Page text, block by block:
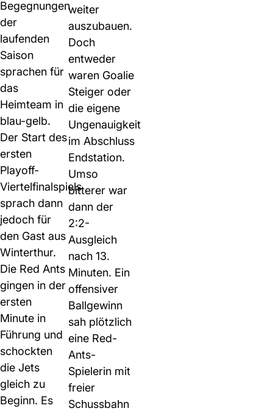
Begegnungen
der
laufenden
Saison
sprachen für
das
Heimteam in
blau-gelb.
Der Start des
ersten
Playoff-
Viertelfinalspiels
sprach dann
jedoch für
den Gast aus
Winterthur.
Die Red Ants
gingen in der
ersten
Minute in
Führung und
schockten
die Jets
gleich zu
Beginn. Es
weiter
auszubauen.
Doch
entweder
waren Goalie
Steiger oder
die eigene
Ungenauigkeit
im Abschluss
Endstation.
Umso
bitterer war
dann der
2:2-
Ausgleich
nach 13.
Minuten. Ein
offensiver
Ballgewinn
sah plötzlich
eine Red-
Ants-
Spielerin mit
freier
Schussbahn